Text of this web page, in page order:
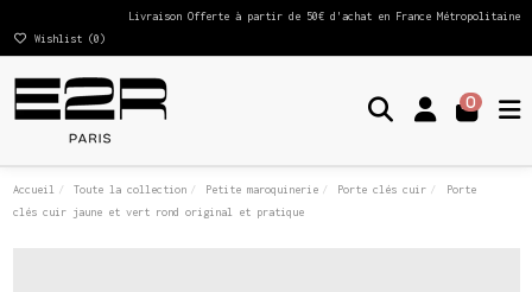
Livraison Offerte à partir de 50€ d'achat en France Métropolitaine
Wishlist (0)
0
Accueil Toute la collection Petite maroquinerie Porte clés cuir
Porte
clés cuir jaune et vert rond original et pratique